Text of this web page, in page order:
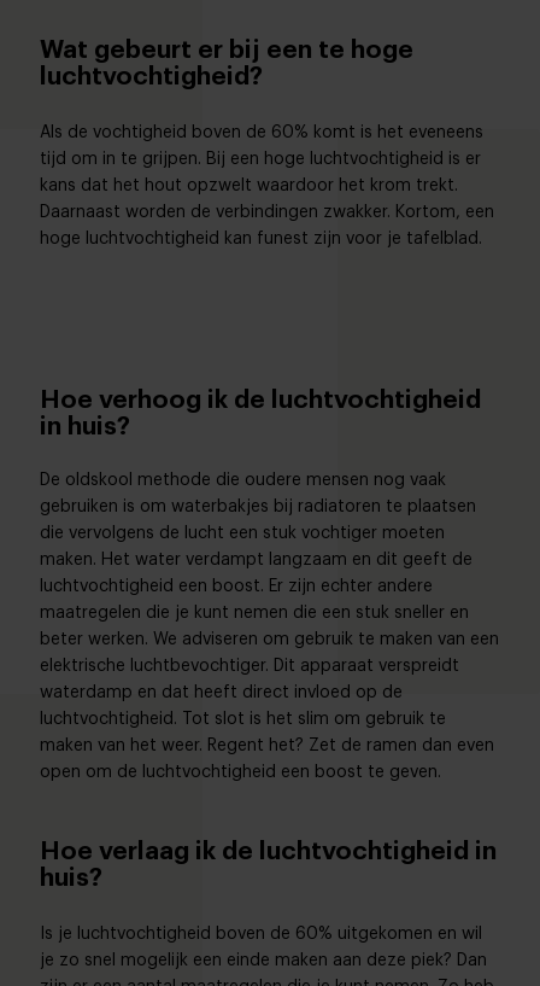
Wat gebeurt er bij een te hoge
luchtvochtigheid?
Als de vochtigheid boven de 60% komt is het eveneens
tijd om in te grijpen. Bij een hoge luchtvochtigheid is er
kans dat het hout opzwelt waardoor het krom trekt.
Daarnaast worden de verbindingen zwakker. Kortom, een
hoge luchtvochtigheid kan funest zijn voor je tafelblad.
Hoe verhoog ik de luchtvochtigheid
in huis?
De oldskool methode die oudere mensen nog vaak
gebruiken is om waterbakjes bij radiatoren te plaatsen
die vervolgens de lucht een stuk vochtiger moeten
maken. Het water verdampt langzaam en dit geeft de
luchtvochtigheid een boost. Er zijn echter andere
maatregelen die je kunt nemen die een stuk sneller en
beter werken. We adviseren om gebruik te maken van een
elektrische luchtbevochtiger. Dit apparaat verspreidt
waterdamp en dat heeft direct invloed op de
luchtvochtigheid. Tot slot is het slim om gebruik te
maken van het weer. Regent het? Zet de ramen dan even
open om de luchtvochtigheid een boost te geven.
Hoe verlaag ik de luchtvochtigheid in
huis?
Is je luchtvochtigheid boven de 60% uitgekomen en wil
je zo snel mogelijk een einde maken aan deze piek? Dan